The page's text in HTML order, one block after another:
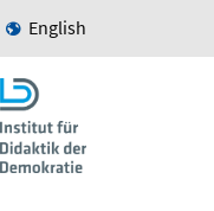
English